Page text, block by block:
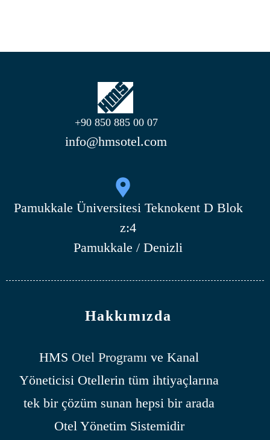
+90 850 885 00 07
info@hmsotel.com
Pamukkale Üniversitesi Teknokent D Blok
z:4
Pamukkale / Denizli
Hakkımızda
HMS Otel Programı ve Kanal
Yöneticisi Otellerin tüm ihtiyaçlarına
tek bir çözüm sunan hepsi bir arada
Otel Yönetim Sistemidir